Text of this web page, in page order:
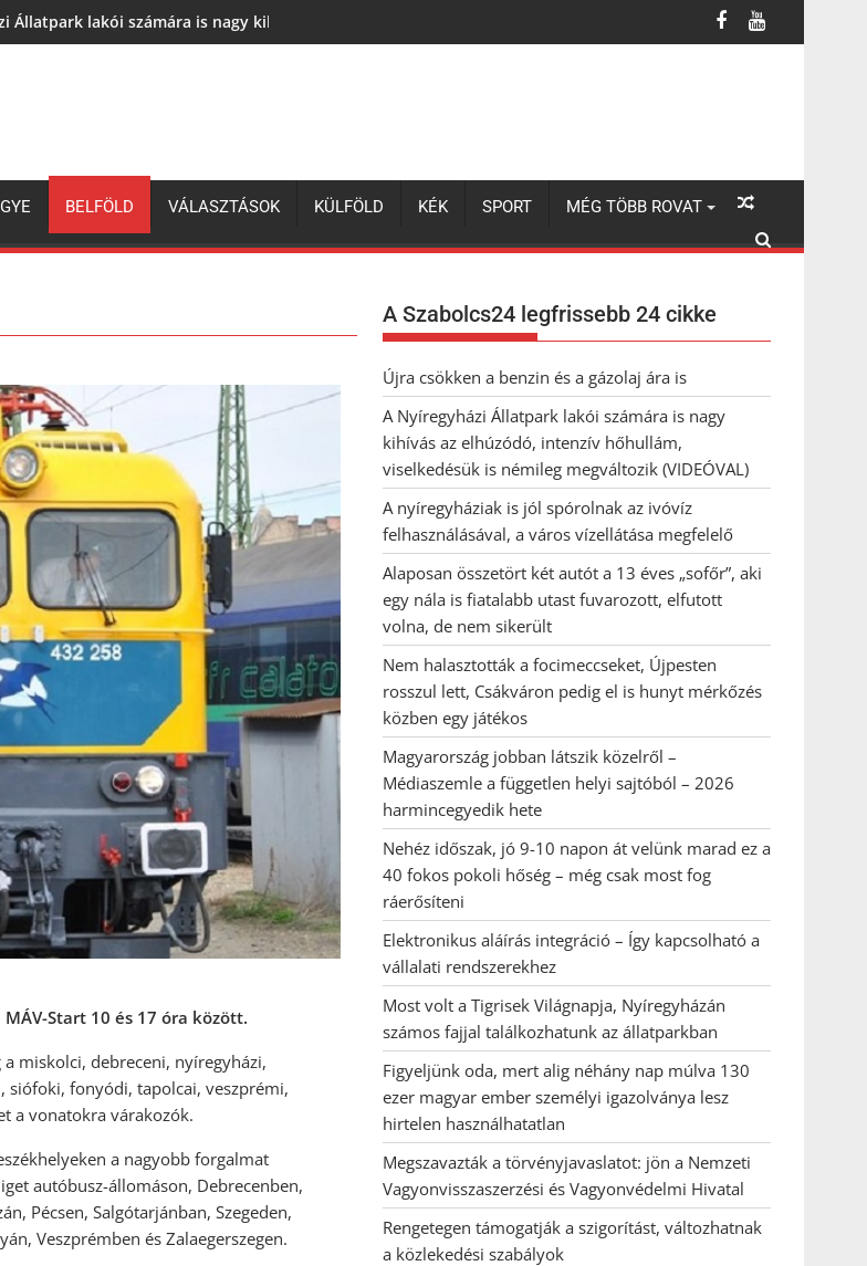
Állatpark lakói számára is nagy kihívás az elhúzódó, intenzív hőhullám, viselkedésük is némileg megváltozik
BELFÖLD VÁLASZTÁSOK KÜLFÖLD KÉK SPORT MÉG TÖBB ROVAT
Start 10 és 17 óra között.
miskolci, debreceni, nyíregyházi,
siófoki, fonyódi, tapolcai, veszprémi,
a vonatokra várakozók.
a nagyobb forgalmat
autóbusz-állomáson, Debrecenben,
Pécsen, Salgótarjánban, Szegeden,
Veszprémben és Zalaegerszegen.
A Szabolcs24 legfrissebb 24 cikke
Újra csökken a benzin és a gázolaj ára is
A Nyíregyházi Állatpark lakói számára is nagy
kihívás az elhúzódó, intenzív hőhullám,
viselkedésük is némileg megváltozik (VIDEÓVAL)
A nyíregyháziak is jól spórolnak az ivóvíz
felhasználásával, a város vízellátása megfelelő
Alaposan összetört két autót a 13 éves „sofőr”, aki
egy nála is fiatalabb utast fuvarozott, elfutott
volna, de nem sikerült
Nem halasztották a focimeccseket, Újpesten
rosszul lett, Csákváron pedig el is hunyt mérkőzés
közben egy játékos
Magyarország jobban látszik közelről –
Médiaszemle a független helyi sajtóból – 2026
harmincegyedik hete
Nehéz időszak, jó 9-10 napon át velünk marad ez a
40 fokos pokoli hőség – még csak most fog
ráerősíteni
Elektronikus aláírás integráció – Így kapcsolható a
vállalati rendszerekhez
Most volt a Tigrisek Világnapja, Nyíregyházán
számos fajjal találkozhatunk az állatparkban
Figyeljünk oda, mert alig néhány nap múlva 130
ezer magyar ember személyi igazolványa lesz
hirtelen használhatatlan
Megszavazták a törvényjavaslatot: jön a Nemzeti
Vagyonvisszaszerzési és Vagyonvédelmi Hivatal
Rengetegen támogatják a szigorítást, változhatnak
a közlekedési szabályok